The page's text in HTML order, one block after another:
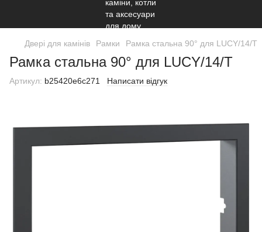
Двері для камінів Рамки Рамка стальна 90° для LUCY/14/T
Рамка стальна 90° для LUCY/14/T
Артикул: b25420e6c271 Написати відгук